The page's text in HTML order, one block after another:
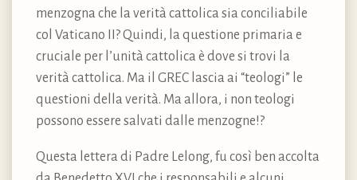
menzogna che la verità cattolica sia conciliabile
col Vaticano II? Quindi, la questione primaria e
cruciale per l’unità cattolica è dove si trovi la
verità cattolica. Ma il GREC lascia ai “teologi” le
questioni della verità. Ma allora, i non teologi
possono essere salvati dalle menzogne!?
Questa lettera di Padre Lelong, fu così ben accolta